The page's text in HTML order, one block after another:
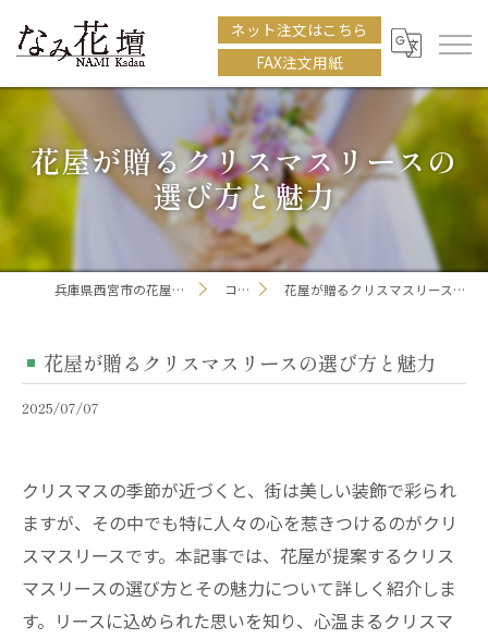
ネット注文はこちら
FAX注文用紙
花屋が贈るクリスマスリースの
選び方と魅力
兵庫県西宮市の花屋ならなみ花壇 コラム 花屋が贈るクリスマスリースの選び方と魅力
花屋が贈るクリスマスリースの選び方と魅力
2025/07/07
クリスマスの季節が近づくと、街は美しい装飾で彩られ
ますが、その中でも特に人々の心を惹きつけるのがクリ
スマスリースです。本記事では、花屋が提案するクリス
マスリースの選び方とその魅力について詳しく紹介しま
す。リースに込められた思いを知り、心温まるクリスマ